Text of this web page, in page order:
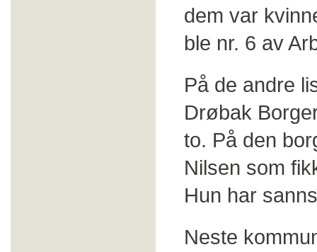
dem var
ble nr. 6 av
På de andre
Drøbak
to. På den
Nilsen som
Hun har
Neste